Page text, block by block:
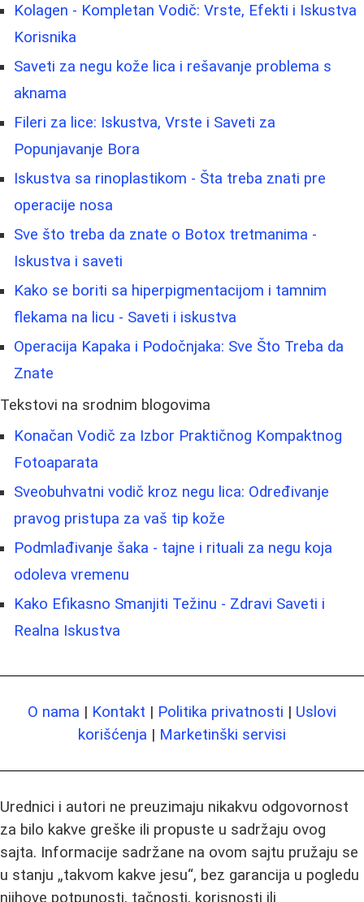
Kolagen - Kompletan Vodič: Vrste, Efekti i Iskustva
Korisnika
Saveti za negu kože lica i rešavanje problema s
aknama
Fileri za lice: Iskustva, Vrste i Saveti za
Popunjavanje Bora
Iskustva sa rinoplastikom - Šta treba znati pre
operacije nosa
Sve što treba da znate o Botox tretmanima -
Iskustva i saveti
Kako se boriti sa hiperpigmentacijom i tamnim
flekama na licu - Saveti i iskustva
Operacija Kapaka i Podočnjaka: Sve Što Treba da
Znate
Tekstovi na srodnim blogovima
Konačan Vodič za Izbor Praktičnog Kompaktnog
Fotoaparata
Sveobuhvatni vodič kroz negu lica: Određivanje
pravog pristupa za vaš tip kože
Podmlađivanje šaka - tajne i rituali za negu koja
odoleva vremenu
Kako Efikasno Smanjiti Težinu - Zdravi Saveti i
Realna Iskustva
O nama | Kontakt | Politika privatnosti | Uslovi
korišćenja | Marketinški servisi
Urednici i autori ne preuzimaju nikakvu odgovornost
za bilo kakve greške ili propuste u sadržaju ovog
sajta. Informacije sadržane na ovom sajtu pružaju se
u stanju „takvom kakve jesu“, bez garancija u pogledu
njihove potpunosti, tačnosti, korisnosti ili